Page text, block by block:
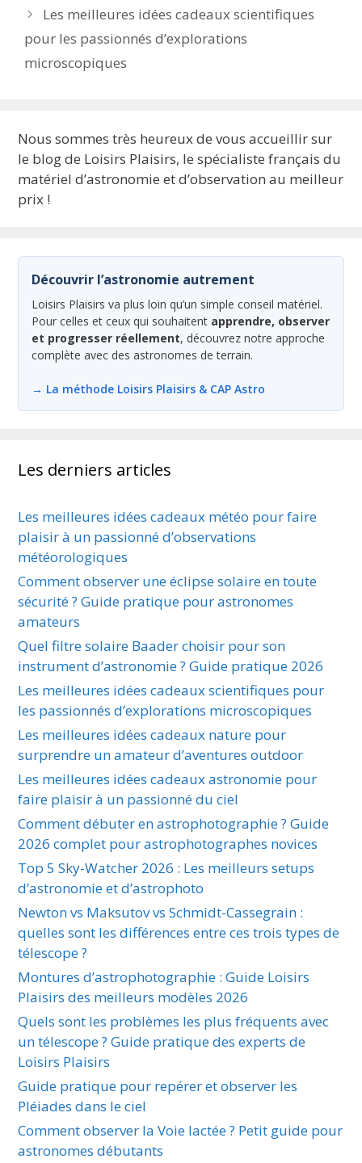
Les meilleures idées cadeaux scientifiques
pour les passionnés d’explorations
microscopiques
Nous sommes très heureux de vous accueillir sur
le blog de Loisirs Plaisirs, le spécialiste français du
matériel d’astronomie et d’observation au meilleur
prix !
Découvrir l’astronomie autrement
Loisirs Plaisirs va plus loin qu’un simple conseil matériel.
Pour celles et ceux qui souhaitent apprendre, observer
et progresser réellement, découvrez notre approche
complète avec des astronomes de terrain.
→ La méthode Loisirs Plaisirs & CAP Astro
Les derniers articles
Les meilleures idées cadeaux météo pour faire
plaisir à un passionné d’observations
météorologiques
Comment observer une éclipse solaire en toute
sécurité ? Guide pratique pour astronomes
amateurs
Quel filtre solaire Baader choisir pour son
instrument d’astronomie ? Guide pratique 2026
Les meilleures idées cadeaux scientifiques pour
les passionnés d’explorations microscopiques
Les meilleures idées cadeaux nature pour
surprendre un amateur d’aventures outdoor
Les meilleures idées cadeaux astronomie pour
faire plaisir à un passionné du ciel
Comment débuter en astrophotographie ? Guide
2026 complet pour astrophotographes novices
Top 5 Sky-Watcher 2026 : Les meilleurs setups
d’astronomie et d’astrophoto
Newton vs Maksutov vs Schmidt-Cassegrain :
quelles sont les différences entre ces trois types de
télescope ?
Montures d’astrophotographie : Guide Loisirs
Plaisirs des meilleurs modèles 2026
Quels sont les problèmes les plus fréquents avec
un télescope ? Guide pratique des experts de
Loisirs Plaisirs
Guide pratique pour repérer et observer les
Pléiades dans le ciel
Comment observer la Voie lactée ? Petit guide pour
astronomes débutants